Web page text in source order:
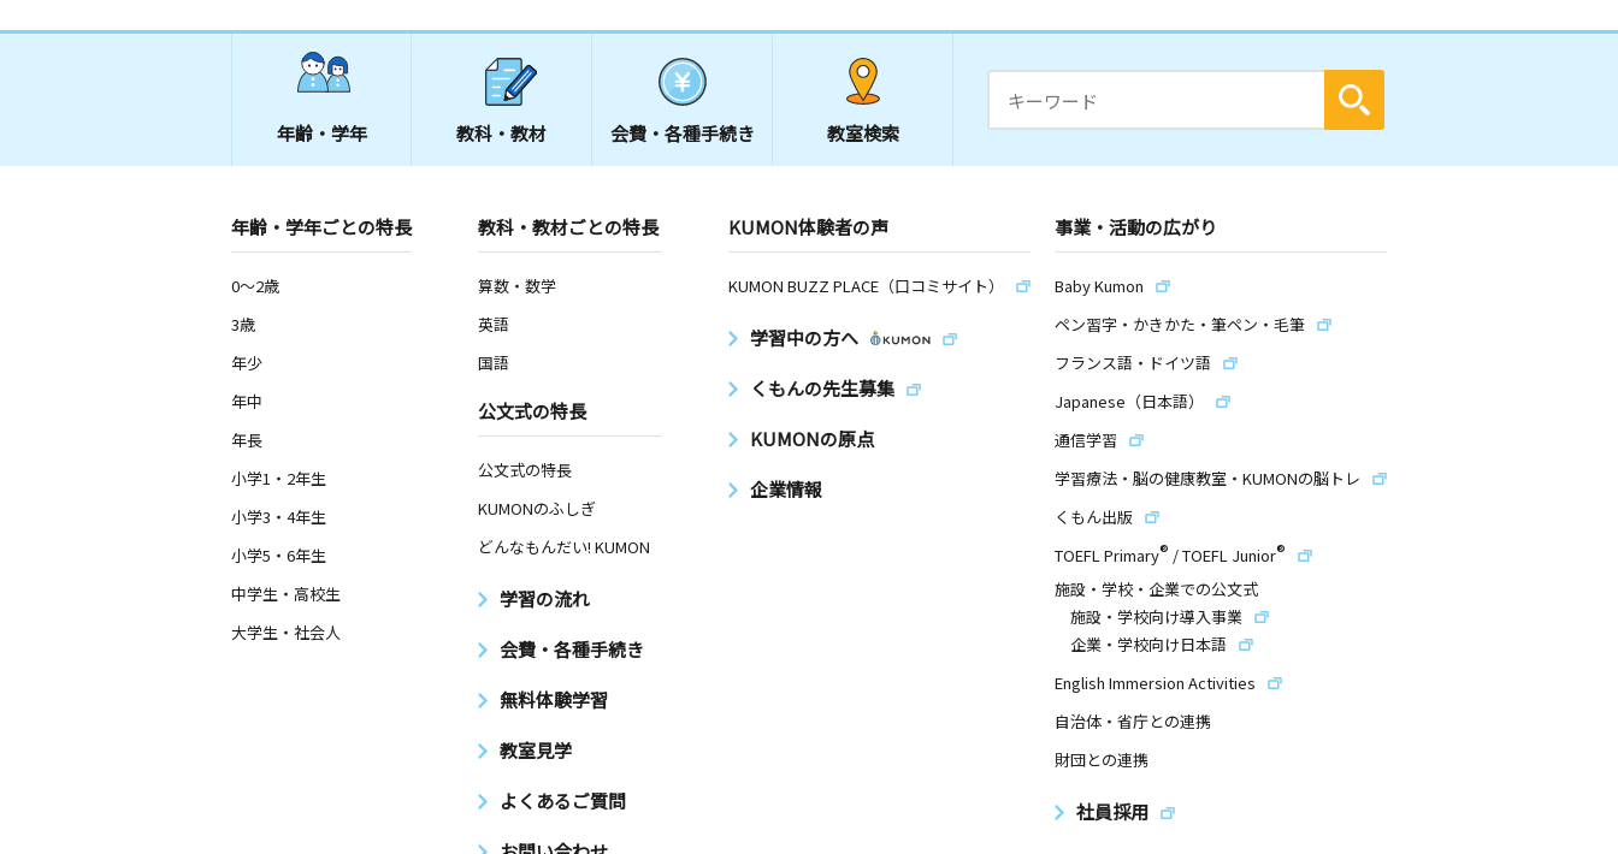
年齢・学年 教科・教材 会費・ 各種手続き 教室検索
年齢・学年ごとの特長
0～2歳
3歳
年少
年中
年長
小学1・2年生
小学3・4年生
小学5・6年生
中学生・高校生
大学生・社会人
教科・教材ごとの特長
算数・数学
英語
国語
公文式の特長
公文式の特長
KUMONのふしぎ
どんなもんだい! KUMON
学習の流れ
会費・各種手続き
無料体験学習
教室見学
よくあるご質問
KUMON体験者の声
KUMON BUZZ PLACE（口コミサイト）
学習中の方へ
くもんの先生募集
KUMONの原点
企業情報
事業・活動の広がり
Baby Kumon
ペン習字・かきかた・筆ペン・毛筆
フランス語・ドイツ語
Japanese（日本語）
通信学習
学習療法・脳の健康教室・KUMONの脳トレ
くもん出版
TOEFL Primary® /TOEFL Junior®
施設・学校・企業での公文式
施設・学校向け導入事業
企業・学校向け日本語
English Immersion Activities
自治体・省庁との連携
財団との連携
社員採用